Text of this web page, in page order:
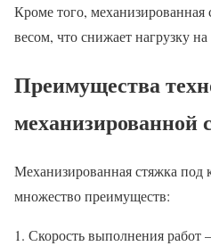
Кроме того,
весом, что снижает нагрузку
Преимущества
механизированной
Механизированная стяжка
множество преимуществ:
Скорость выполнения работ